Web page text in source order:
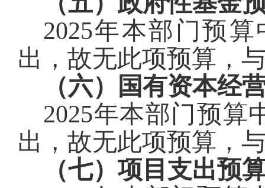
2025年本部门预
出 ， 故无此项预算，
（六）国有资本经
2025年本部门预算
出， 故无此项预算，
（七）项目支出预